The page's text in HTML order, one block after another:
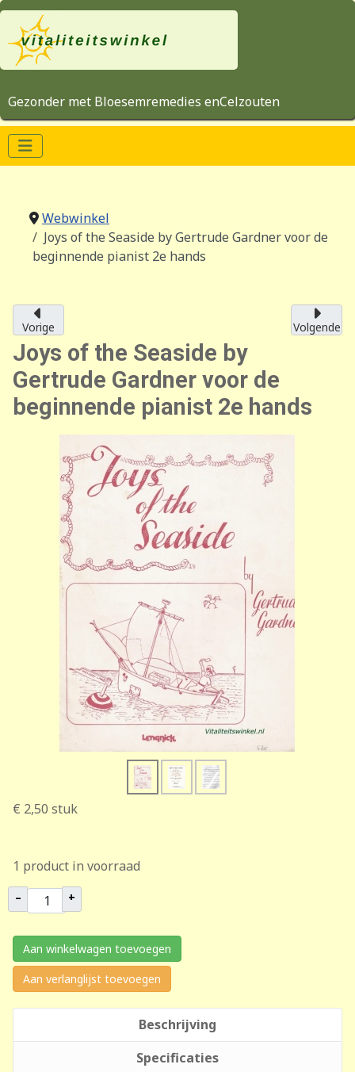
Gezonder met Bloesemremedies enCelzouten
Webwinkel
Joys of the Seaside by Gertrude Gardner voor de
beginnende pianist 2e hands
Vorige Volgende
Joys of the Seaside by
Gertrude Gardner voor de
beginnende pianist 2e hands
€ 2,50 stuk
1 product in voorraad
– +
Aan winkelwagen toevoegen
Aan verlanglijst toevoegen
Beschrijving
Specificaties